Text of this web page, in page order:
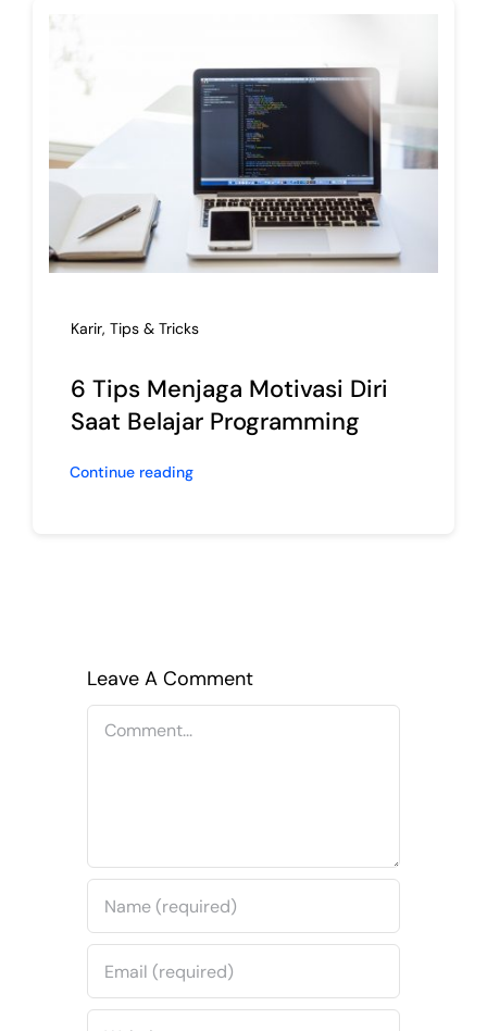
Karir, Tips & Tricks
6 Tips Menjaga Motivasi Diri
Saat Belajar Programming
Continue reading
Leave A Comment
Comment